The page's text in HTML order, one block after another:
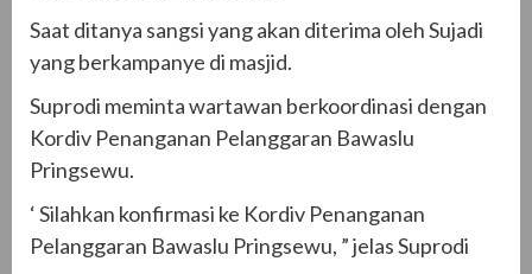
Saat ditanya sangsi yang akan diterima oleh Sujadi
yang berkampanye di masjid.
Suprodi meminta wartawan berkoordinasi dengan
Kordiv Penanganan Pelanggaran Bawaslu
Pringsewu.
‘ Silahkan konfirmasi ke Kordiv Penanganan
Pelanggaran Bawaslu Pringsewu, ” jelas Suprodi